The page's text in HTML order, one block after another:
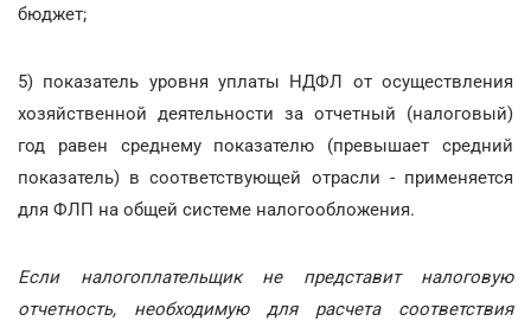
бюджет;
5) показатель уровня уплаты НДФЛ от осуществления
хозяйственной деятельности за отчетный (налоговый)
год равен среднему показателю (превышает средний
показатель) в соответствующей отрасли - применяется
для ФЛП на общей системе налогообложения.
Если налогоплательщик не представит налоговую
отчетность, необходимую для расчета соответствия